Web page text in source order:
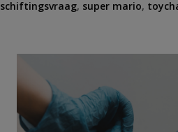
a
schiftingsvraag, super mario,